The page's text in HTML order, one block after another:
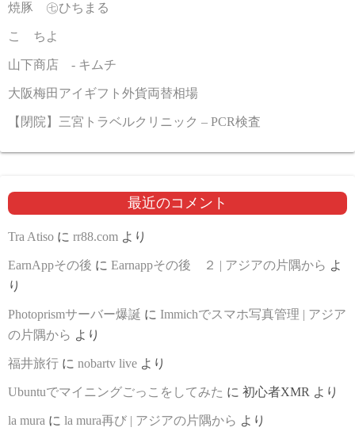
焼豚 ㊆ひちまる
こゝちよ
山下商店 - キムチ
大阪梅田アイギフト外貨両替相場
【閉院】三宮トラベルクリニック – PCR検査
最近のコメント
Tra Atiso に rr88.com より
EarnAppその後 に Earnappその後 ２ | アジアの片隅から よ
り
Photoprismサーバー爆誕 に Immichでスマホ写真管理 | アジア
の片隅から より
福井旅行 に nobartv live より
Ubuntuでマイニングごっこをしてみた に 初心者XMR より
la mura に la mura再び | アジアの片隅から より